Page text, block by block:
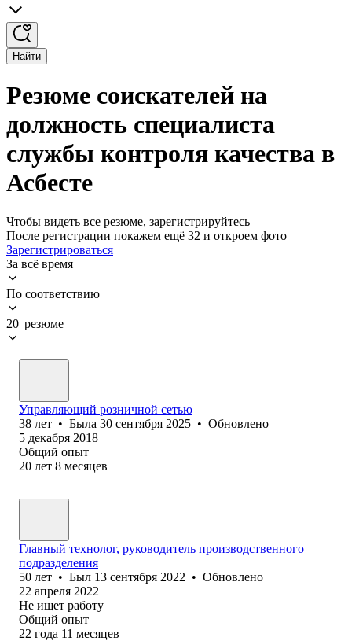
Найти
Резюме соискателей на
должность специалиста
службы контроля качества в
Асбесте
Чтобы видеть все резюме, зарегистрируйтесь
После регистрации покажем ещё 32 и откроем фото
Зарегистрироваться
За всё время
По соответствию
20 резюме
Управляющий розничной сетью
38 лет • Была 30 сентября 2025 • Обновлено
5 декабря 2018
Общий опыт
20 лет 8 месяцев
Главный технолог, руководитель производственного
подразделения
50 лет • Был 13 сентября 2022 • Обновлено
22 апреля 2022
Не ищет работу
Общий опыт
22 года 11 месяцев